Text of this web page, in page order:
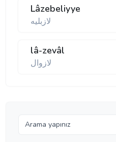
Lâzebeliyye
لازبليه
lâ-zevâl
لازوال